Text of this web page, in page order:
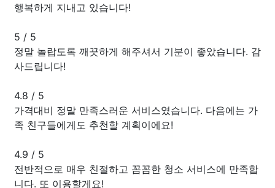
행복하게 지내고 있습니다!
5 / 5
정말 놀랍도록 깨끗하게 해주셔서 기분이 좋았습니다. 감
사드립니다!
4.8 / 5
가격대비 정말 만족스러운 서비스였습니다. 다음에는 가
족 친구들에게도 추천할 계획이에요!
4.9 / 5
전반적으로 매우 친절하고 꼼꼼한 청소 서비스에 만족합
니다. 또 이용할게요!